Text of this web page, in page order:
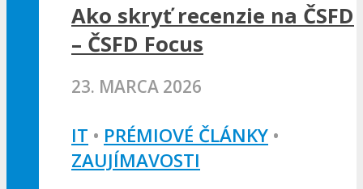
Ako skryť recenzie na ČSFD
– ČSFD Focus
23. MARCA 2026
IT • PRÉMIOVÉ ČLÁNKY •
ZAUJÍMAVOSTI